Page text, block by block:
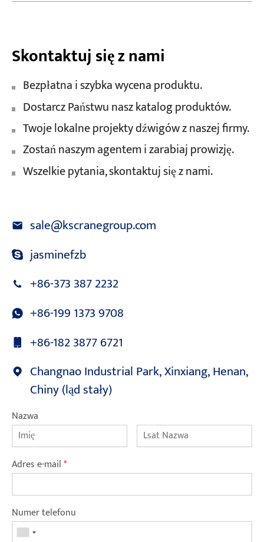
Skontaktuj się z nami
Bezpłatna i szybka wycena produktu.
Dostarcz Państwu nasz katalog produktów.
Twoje lokalne projekty dźwigów z naszej firmy.
Zostań naszym agentem i zarabiaj prowizję.
Wszelkie pytania, skontaktuj się z nami.
sale@kscranegroup.com
jasminefzb
+86-373 387 2232
+86-199 1373 9708
+86-182 3877 6721
Changnao Industrial Park, Xinxiang, Henan,
Chiny (ląd stały)
Nazwa
Adres e-mail*
Numer telefonu